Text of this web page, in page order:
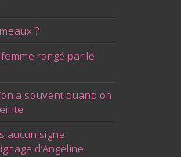
?
rongé par le
a souvent quand on
aucun signe
d’Angeline